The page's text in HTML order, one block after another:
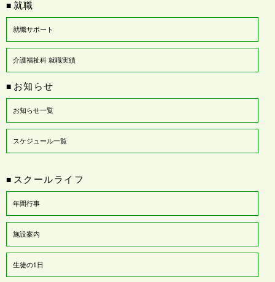
■ 就職
就職サポート
介護福祉科 就職実績
■ お知らせ
お知らせ一覧
スケジュール一覧
■ スクールライフ
年間行事
施設案内
生徒の1日